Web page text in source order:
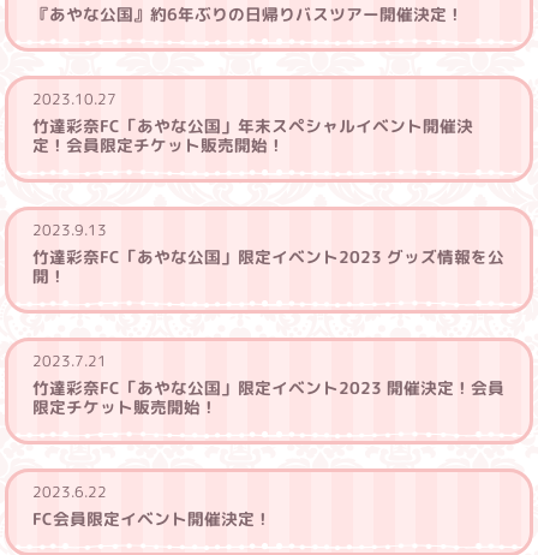
『あやな公国』約6年ぶりの日帰りバスツアー開催決定！
2023.10.27
竹達彩奈FC「あやな公国」年末スペシャルイベント開催決
定！会員限定チケット販売開始！
2023.9.13
竹達彩奈FC「あやな公国」限定イベント2023 グッズ情報を公
開！
2023.7.21
竹達彩奈FC「あやな公国」限定イベント2023 開催決定！会員
限定チケット販売開始！
2023.6.22
FC会員限定イベント開催決定！